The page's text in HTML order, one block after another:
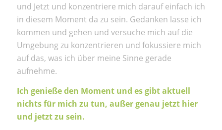
und Jetzt und konzentriere mich darauf einfach ich
in diesem Moment da zu sein. Gedanken lasse ich
kommen und gehen und versuche mich auf die
Umgebung zu konzentrieren und fokussiere mich
auf das, was ich über meine Sinne gerade
aufnehme.
Ich genieße den Moment und es gibt aktuell
nichts für mich zu tun, außer genau jetzt hier
und jetzt zu sein.